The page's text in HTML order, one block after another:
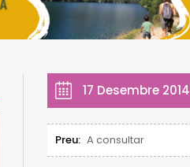
17 Desembre 2014
Preu: A consultar